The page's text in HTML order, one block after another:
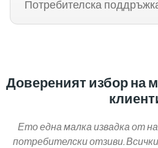
Потребителска
Довереният избор на
Ето една малка извадка от
потребителски отзиви.